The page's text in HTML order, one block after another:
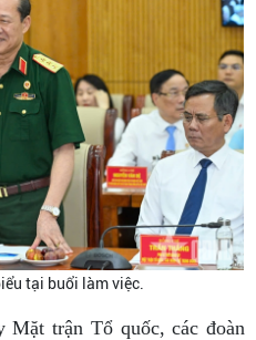
tại buổi làm việc.
Mặt trận Tổ quốc, các đoàn